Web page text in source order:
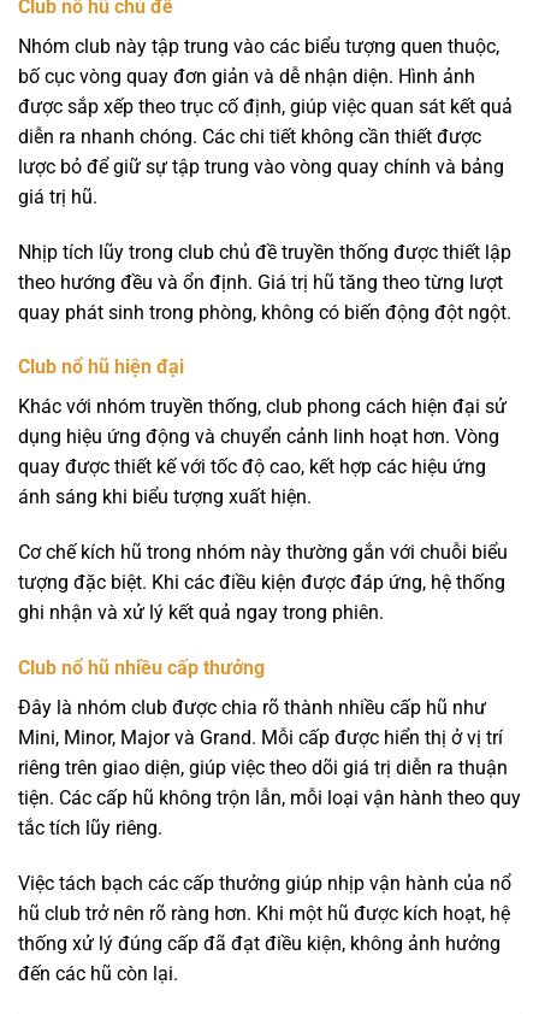
Club nổ hũ chủ đề
Nhóm club này tập trung vào các biểu tượng quen thuộc,
bố cục vòng quay đơn giản và dễ nhận diện. Hình ảnh
được sắp xếp theo trục cố định, giúp việc quan sát kết quả
diễn ra nhanh chóng. Các chi tiết không cần thiết được
lược bỏ để giữ sự tập trung vào vòng quay chính và bảng
giá trị hũ.
Nhịp tích lũy trong club chủ đề truyền thống được thiết lập
theo hướng đều và ổn định. Giá trị hũ tăng theo từng lượt
quay phát sinh trong phòng, không có biến động đột ngột.
Club nổ hũ hiện đại
Khác với nhóm truyền thống, club phong cách hiện đại sử
dụng hiệu ứng động và chuyển cảnh linh hoạt hơn. Vòng
quay được thiết kế với tốc độ cao, kết hợp các hiệu ứng
ánh sáng khi biểu tượng xuất hiện.
Cơ chế kích hũ trong nhóm này thường gắn với chuỗi biểu
tượng đặc biệt. Khi các điều kiện được đáp ứng, hệ thống
ghi nhận và xử lý kết quả ngay trong phiên.
Club nổ hũ nhiều cấp thưởng
Đây là nhóm club được chia rõ thành nhiều cấp hũ như
Mini, Minor, Major và Grand. Mỗi cấp được hiển thị ở vị trí
riêng trên giao diện, giúp việc theo dõi giá trị diễn ra thuận
tiện. Các cấp hũ không trộn lẫn, mỗi loại vận hành theo quy
tắc tích lũy riêng.
Việc tách bạch các cấp thưởng giúp nhịp vận hành của nổ
hũ club trở nên rõ ràng hơn. Khi một hũ được kích hoạt, hệ
thống xử lý đúng cấp đã đạt điều kiện, không ảnh hưởng
đến các hũ còn lại.